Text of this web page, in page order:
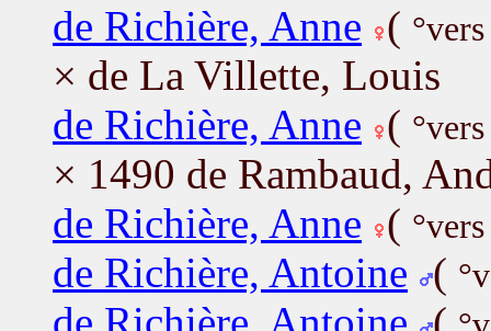
de Richière, Anne (
× de La Villette, Louis
de Richière, Anne (
× 1490 de Rambaud,
de Richière, Anne (
de Richière, Antoine (
de Richière, Antoine (